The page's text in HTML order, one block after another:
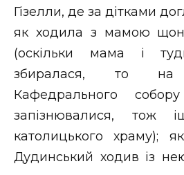
Гізелли, де за дітками
як ходила з мамою
(оскільки мама і
збиралася, то
Кафедрального
запізнювалися, тож
католицького храму);
Дудинський ходив із